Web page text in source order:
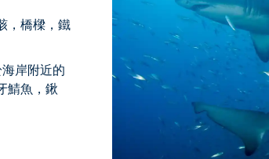
，橋樑，鐵
岸附近的
鯖魚，鍬